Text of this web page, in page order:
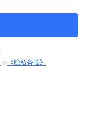
及 《隐私条款》